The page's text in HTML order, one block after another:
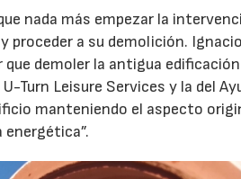
nada más empezar la
proceder a su demolición.
demoler la antigua
Turn Leisure Services y la del
manteniendo el aspecto